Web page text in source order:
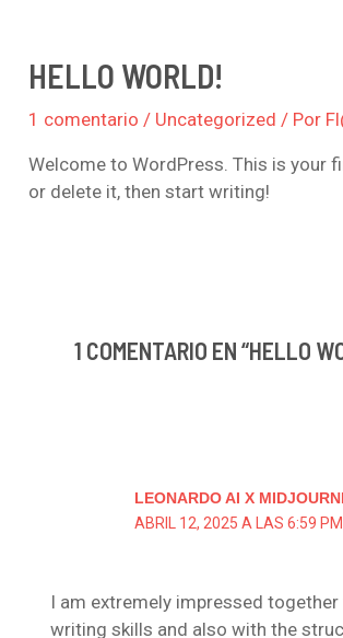
contenido
HELLO WORLD!
1 comentario / Uncategorized / Por
Welcome to WordPress. This is your
or delete it, then start writing!
1 COMENTARIO EN “HELLO
LEONARDO AI X
ABRIL 12, 2025 A LAS 6:59 PM
I am extremely impressed
writing skills and also with the